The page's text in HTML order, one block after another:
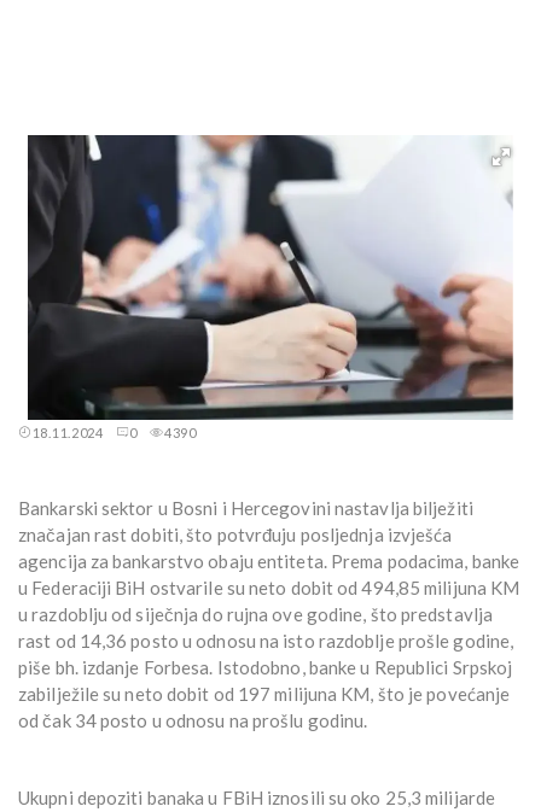
18.11.2024 0 4390
Bankarski sektor u Bosni i Hercegovini nastavlja bilježiti
značajan rast dobiti, što potvrđuju posljednja izvješća
agencija za bankarstvo obaju entiteta. Prema podacima, banke
u Federaciji BiH ostvarile su neto dobit od 494,85 milijuna KM
u razdoblju od siječnja do rujna ove godine, što predstavlja
rast od 14,36 posto u odnosu na isto razdoblje prošle godine,
piše bh. izdanje Forbesa. Istodobno, banke u Republici Srpskoj
zabilježile su neto dobit od 197 milijuna KM, što je povećanje
od čak 34 posto u odnosu na prošlu godinu.
Ukupni depoziti banaka u FBiH iznosili su oko 25,3 milijarde